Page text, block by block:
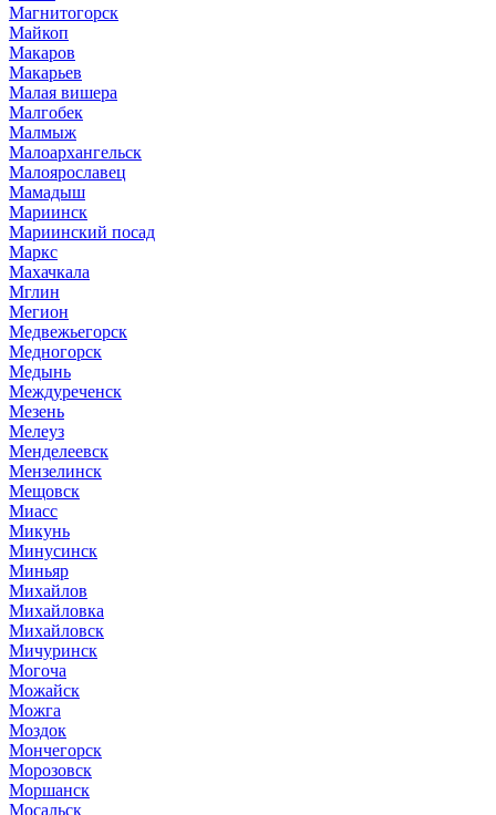
Магнитогорск
Майкоп
Макаров
Макарьев
Малая вишера
Малгобек
Малмыж
Малоархангельск
Малоярославец
Мамадыш
Мариинск
Мариинский посад
Маркс
Махачкала
Мглин
Мегион
Медвежьегорск
Медногорск
Медынь
Междуреченск
Мезень
Мелеуз
Менделеевск
Мензелинск
Мещовск
Миасс
Микунь
Минусинск
Миньяр
Михайлов
Михайловка
Михайловск
Мичуринск
Могоча
Можайск
Можга
Моздок
Мончегорск
Морозовск
Моршанск
Мосальск